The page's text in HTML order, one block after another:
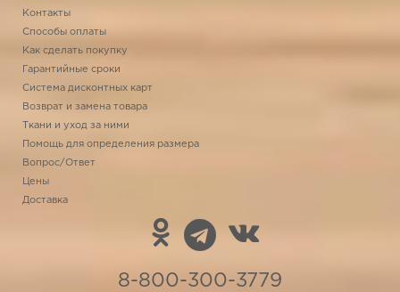
Контакты
Способы оплаты
Как сделать покупку
Гарантийные сроки
Система дисконтных карт
Возврат и замена товара
Ткани и уход за ними
Помощь для определения размера
Вопрос/Ответ
Цены
Доставка
8-800-300-3779